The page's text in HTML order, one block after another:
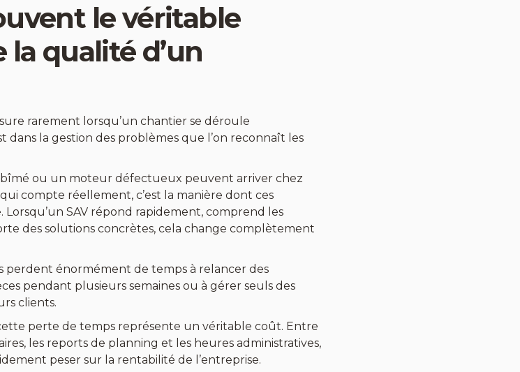
le véritable
qualité d’un
rarement lorsqu’un chantier se déroule
dans la gestion des problèmes que l’on reconnaît les
ou un moteur défectueux peuvent arriver chez
compte réellement, c’est la manière dont ces
Lorsqu’un SAV répond rapidement, comprend les
des solutions concrètes, cela change complètement
perdent énormément de temps à relancer des
pendant plusieurs semaines ou à gérer seuls des
clients.
perte de temps représente un véritable coût. Entre
les reports de planning et les heures administratives,
peser sur la rentabilité de l’entreprise.